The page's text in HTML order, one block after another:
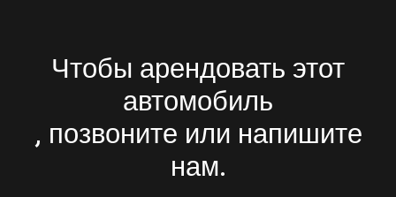
Чтобы арендовать этот
автомобиль
, позвоните или напишите
нам.